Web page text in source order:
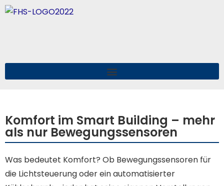
Komfort im Smart Building – mehr
als nur Bewegungssensoren
Was bedeutet Komfort? Ob Bewegungssensoren für
die Lichtsteuerung oder ein automatisierter